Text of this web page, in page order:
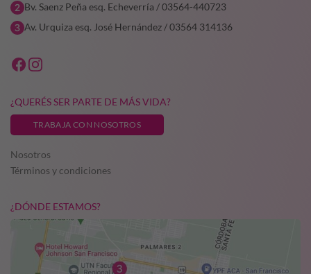
Bv. Saenz Peña esq. Echeverría / 03564-440723
Av. Urquiza esq. José Hernández / 03564 314136
¿QUERÉS SER PARTE DE MÁS VIDA?
TRABAJA CON NOSOTROS
Nosotros
Términos y condiciones
¿DÓNDE ESTAMOS?